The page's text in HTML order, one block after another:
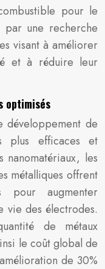
pour le
par une recherche
visant à améliorer
et à réduire leur
optimisés
développement de
plus efficaces et
nanomatériaux, les
métalliques offrent
pour augmenter
vie des électrodes.
de métaux
le coût global de
de 30%